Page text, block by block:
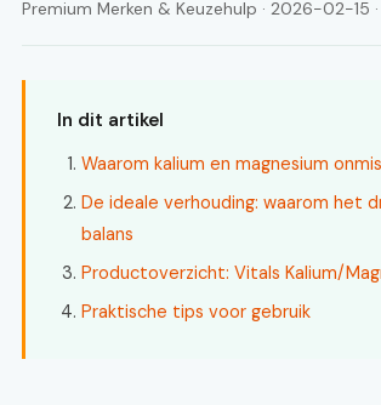
Premium Merken & Keuzehulp · 2026-02-15
In dit artikel
Waarom kalium en magnesium
De ideale verhouding: waarom het
balans
Productoverzicht: Vitals Kalium/
Praktische tips voor gebruik